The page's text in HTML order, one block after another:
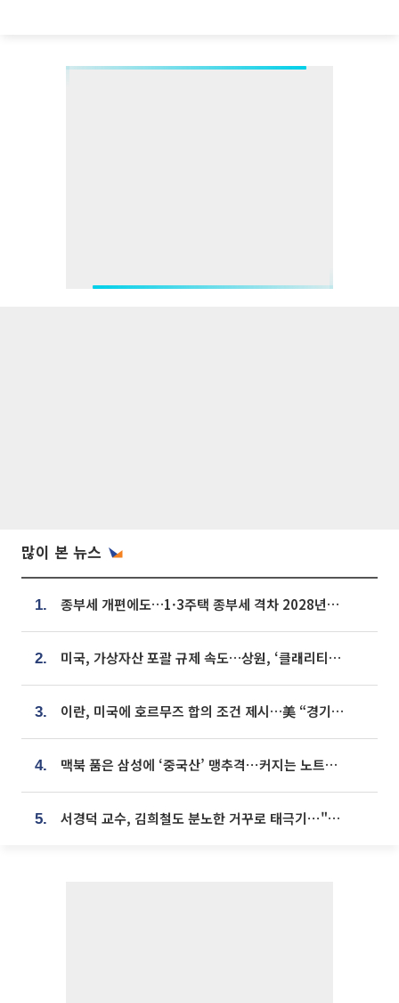
많이 본 뉴스
1. 종부세 개편에도…1·3주택 종부세 격차 2028년부터 확대
2. 미국, 가상자산 포괄 규제 속도…상원, ‘클래리티법’ 9월 절차투표 추진
3. 이란, 미국에 호르무즈 합의 조건 제시…美 “경기 아직 안 끝나” [종합]
4. 맥북 품은 삼성에 ‘중국산’ 맹추격⋯커지는 노트북 OLED 시장
5. 서경덕 교수, 김희철도 분노한 거꾸로 태극기⋯"엉터리는 아냐, 아쉬울 뿐"